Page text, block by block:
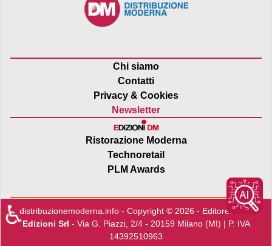
Chi siamo
Contatti
Privacy & Cookies
Newsletter
Ristorazione Moderna
Technoretail
PLM Awards
distribuzionemoderna.info - Copyright © 2026 - Editore:Edra
Edizioni Srl - Via G. Piazzi, 2/4 - 20159 Milano (MI) | P. IVA
14392510963